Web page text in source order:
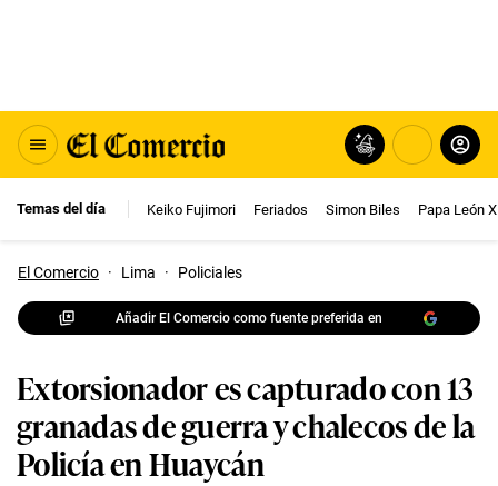
Temas del día Keiko Fujimori Feriados Simon Biles Papa León
El Comercio · Lima · Policiales
Añadir El Comercio como fuente preferida en
Extorsionador es capturado con 13
granadas de guerra y chalecos de la
Policía en Huaycán